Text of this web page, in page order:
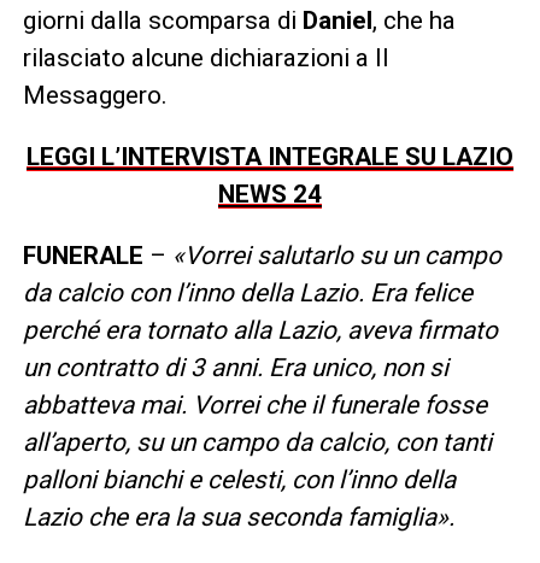
giorni dalla scomparsa di Daniel , che ha
rilasciato alcune dichiarazioni a Il
Messaggero.
LEGGI L’INTERVISTA INTEGRALE SU LAZIO
NEWS 24
FUNERALE – «Vorrei salutarlo su un campo
da calcio con l’inno della Lazio. Era felice
perché era tornato alla Lazio, aveva firmato
un contratto di 3 anni. Era unico, non si
abbatteva mai. Vorrei che il funerale fosse
all’aperto, su un campo da calcio, con tanti
palloni bianchi e celesti, con l’inno della
Lazio che era la sua seconda famiglia».